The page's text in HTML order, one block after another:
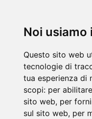
Noi usiamo
Questo sito web
tecnologie di
tua esperienza di
scopi: per
sito web, per
sul sito web, per